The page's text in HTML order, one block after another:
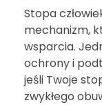
Stopa
mechanizm,
wsparcia.
ochrony i
jeśli Twoje
zwykłego